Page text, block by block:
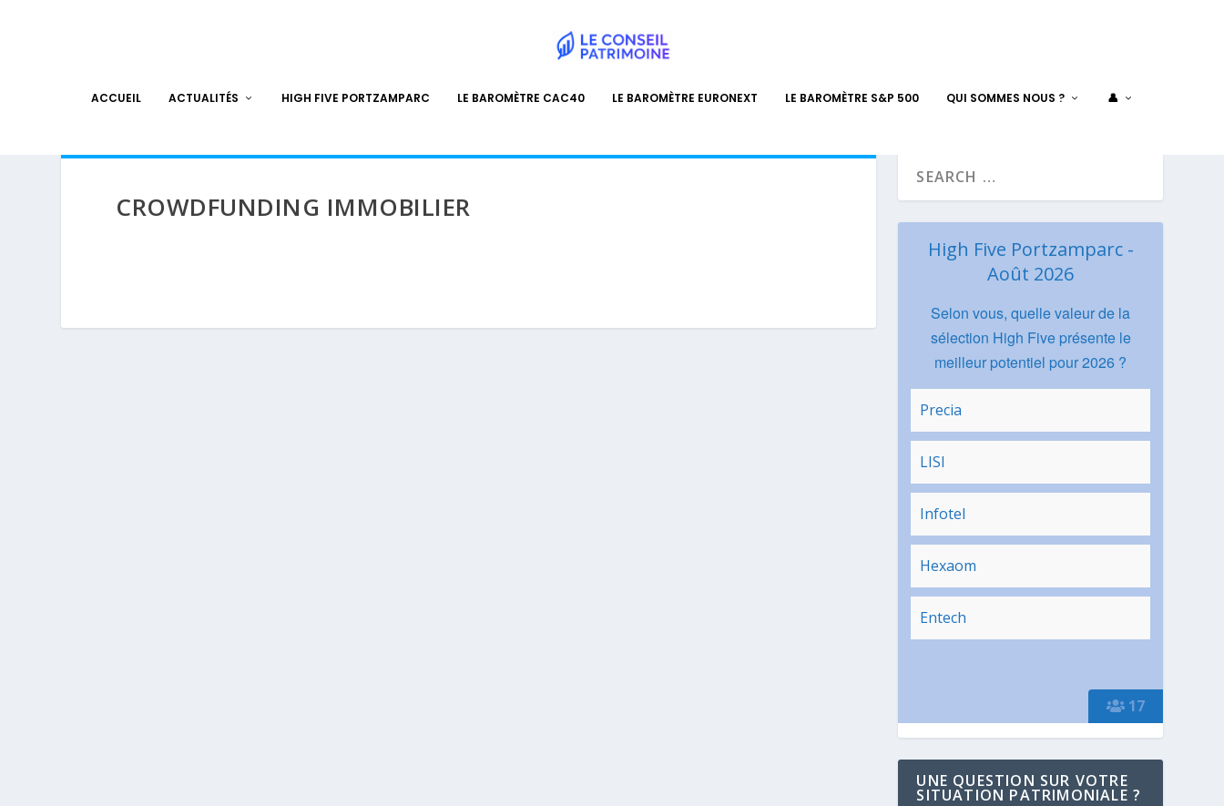
ACCUEIL ACTUALITÉS HIGH FIVE PORTZAMPARC LE BAROMÈTRE CAC40 LE BAROMÈTRE EURONEXT LE BAROMÈTRE S&P 500 QUI SOMMES NOUS ? 👤
CROWDFUNDING IMMOBILIER
17
High Five Portzamparc -
Août 2026
Selon vous, quelle valeur de la
sélection High Five présente le
meilleur potentiel pour 2026 ?
Precia
LISI
Infotel
Hexaom
Entech
UNE QUESTION SUR VOTRE
SITUATION PATRIMONIALE ?